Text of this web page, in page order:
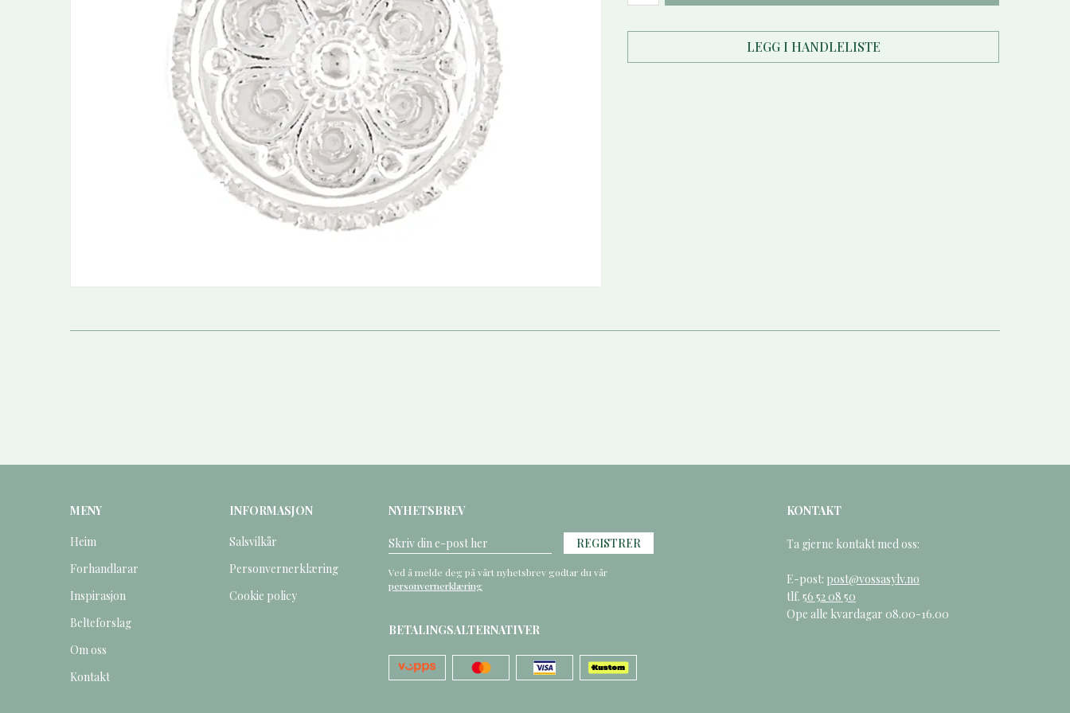
LEGG I HANDLELISTE
MENY
Heim
Forhandlarar
Inspirasjon
Belteforslag
Om oss
Kontakt
INFORMASJON
Salsvilkår
Personvernerklæring
Cookie policy
NYHETSBREV
REGISTRER
Ved å melde deg på vårt nyhetsbrev godtar du vår
personvernerklæring
BETALINGSALTERNATIVER
KONTAKT
Ta gjerne kontakt med oss:
E-post: post@vossasylv.no
tlf. 56 52 08 50
Ope alle kvardagar 08.00-16.00